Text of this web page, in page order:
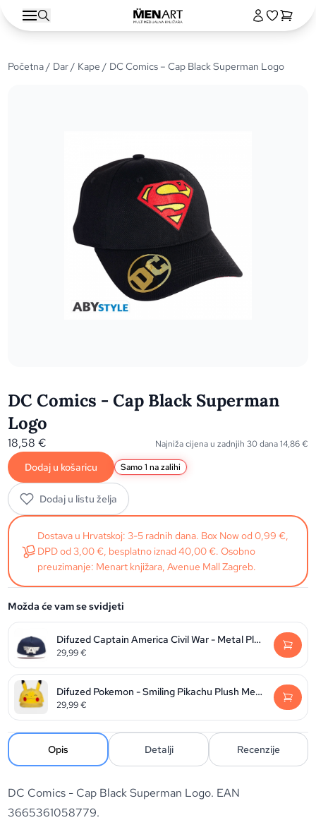
Početna/ Dar/ Kape / DC Comics – Cap Black Superman Logo
DC Comics - Cap Black Superman
Logo
18,58€ Najniža cijena u zadnjih 30 dana14,86€
Dodaj u košaricu Samo 1 na zalihi
Dodaj u listu želja
Dostava u Hrvatskoj: 3-5 radnih dana. Box Now od 0,99 €,
DPD od 3,00 €, besplatno iznad 40,00 €. Osobno
preuzimanje: Menart knjižara, Avenue Mall Zagreb.
Možda će vam se svidjeti
Difuzed Captain America Civil War - Metal Plate Logo Snapback
29,99€
Difuzed Pokemon - Smiling Pikachu Plush Mens Snapback
29,99€
Opis Detalji Recenzije
DC Comics - Cap Black Superman Logo. EAN
3665361058779.